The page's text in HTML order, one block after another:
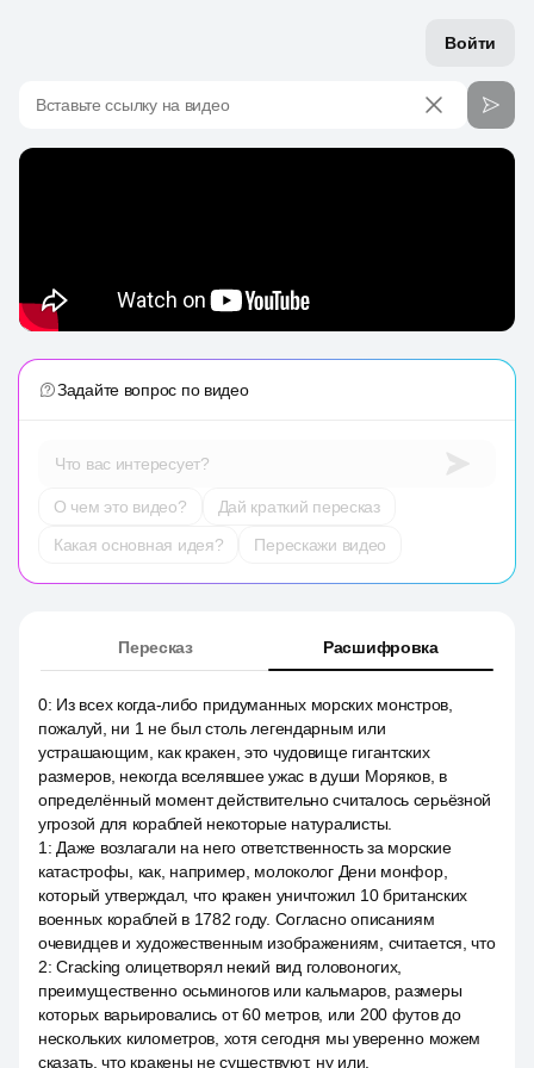
Войти
Вставьте ссылку на видео
Задайте вопрос по видео
Что вас интересует?
О чем это видео?
Дай краткий пересказ
Какая основная идея?
Перескажи видео
Пересказ Расшифровка
0: Из всех когда-либо придуманных морских монстров,
пожалуй, ни 1 не был столь легендарным или
устрашающим, как кракен, это чудовище гигантских
размеров, некогда вселявшее ужас в души Моряков, в
определённый момент действительно считалось серьёзной
угрозой для кораблей некоторые натуралисты.
1 : Даже возлагали на него ответственность за морские
катастрофы, как, например, молоколог Дени монфор,
который утверждал, что кракен уничтожил 10 британских
военных кораблей в 1782 году. Согласно описаниям
очевидцев и художественным изображениям, считается, что
2:Cracking олицетворял некий вид головоногих,
преимущественно осьминогов или кальмаров, размеры
которых варьировались от 60 метров, или 200 футов до
нескольких километров, хотя сегодня мы уверенно можем
сказать, что кракены не существуют, ну или.